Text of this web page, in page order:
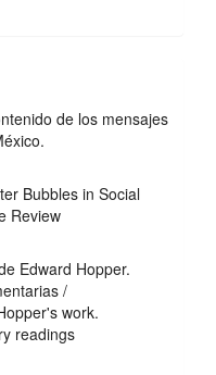
de los mensajes
Bubbles in Social
Review
Edward Hopper.
/
work.
readings